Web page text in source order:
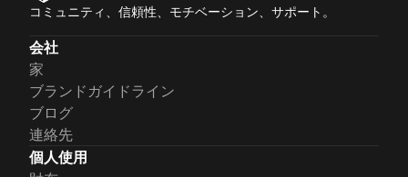
コミュニティ、信頼性、モチベーション、サポート。
会社
家
ブランドガイドライン
ブログ
連絡先
個人使用